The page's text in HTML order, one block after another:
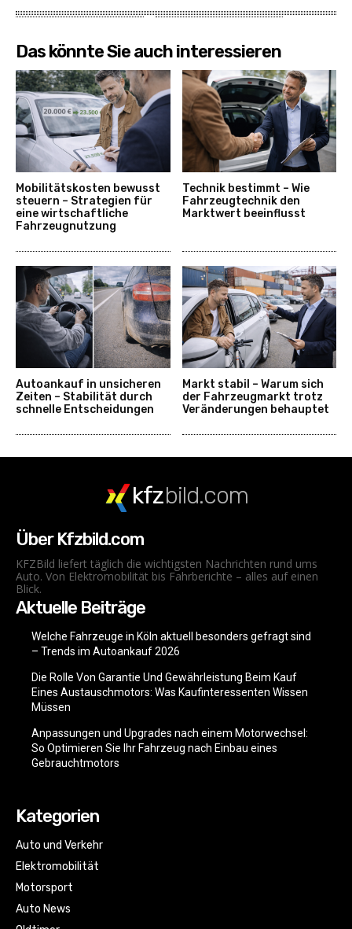
Das könnte Sie auch interessieren
Mobilitätskosten bewusst
steuern – Strategien für
eine wirtschaftliche
Fahrzeugnutzung
Technik bestimmt – Wie
Fahrzeugtechnik den
Marktwert beeinflusst
Autoankauf in unsicheren
Zeiten – Stabilität durch
schnelle Entscheidungen
Markt stabil – Warum sich
der Fahrzeugmarkt trotz
Veränderungen behauptet
kfzbild.com
Über Kfzbild.com
KFZBild liefert täglich die wichtigsten Nachrichten rund ums
Auto. Von Elektromobilität bis Fahrberichte – alles auf einen
Blick.
Aktuelle Beiträge
Welche Fahrzeuge in Köln aktuell besonders gefragt sind
– Trends im Autoankauf 2026
Die Rolle Von Garantie Und Gewährleistung Beim Kauf
Eines Austauschmotors: Was Kaufinteressenten Wissen
Müssen
Anpassungen und Upgrades nach einem Motorwechsel:
So Optimieren Sie Ihr Fahrzeug nach Einbau eines
Gebrauchtmotors
Kategorien
Auto und Verkehr
Elektromobilität
Motorsport
Auto News